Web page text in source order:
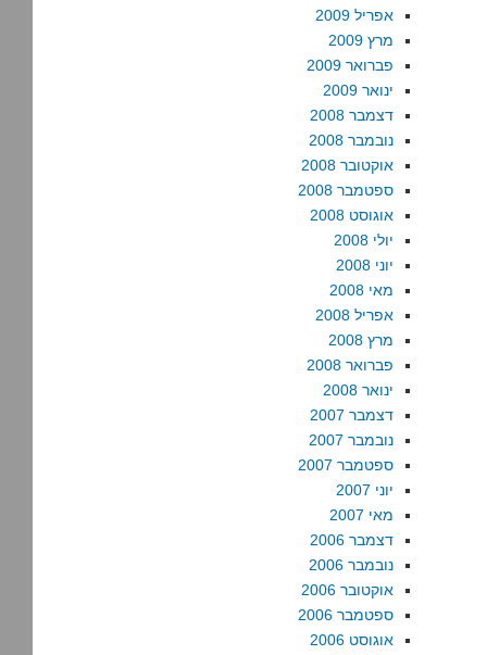
אפריל 2009
מרץ 2009
פברואר 2009
ינואר 2009
דצמבר 2008
נובמבר 2008
אוקטובר 2008
ספטמבר 2008
אוגוסט 2008
יולי 2008
יוני 2008
מאי 2008
אפריל 2008
מרץ 2008
פברואר 2008
ינואר 2008
דצמבר 2007
נובמבר 2007
ספטמבר 2007
יוני 2007
מאי 2007
דצמבר 2006
נובמבר 2006
אוקטובר 2006
ספטמבר 2006
אוגוסט 2006